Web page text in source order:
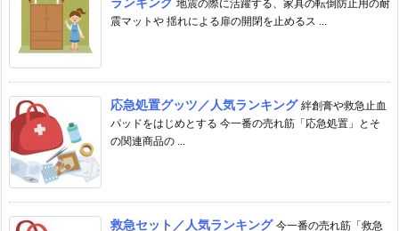
地震の際に活躍する、家具の転倒防止用の耐
震マットや 揺れによる扉の開閉を止めるス ...
応急処置グッツ／人気ランキング 絆創膏や救急止血
パッドをはじめとする 今一番の売れ筋「応急処置」とそ
の関連商品の ...
救急セット／人気ランキング 今一番の売れ筋「救急